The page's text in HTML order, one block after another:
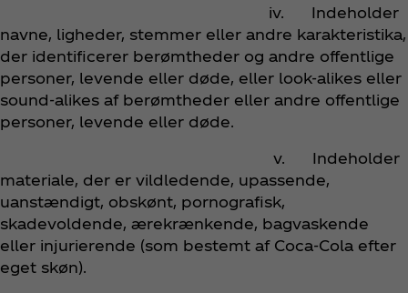
iv. Indeholder
navne, ligheder, stemmer eller andre karakteristika,
der identificerer berømtheder og andre offentlige
personer, levende eller døde, eller look-alikes eller
sound-alikes af berømtheder eller andre offentlige
personer, levende eller døde.
v. Indeholder
materiale, der er vildledende, upassende,
uanstændigt, obskønt, pornografisk,
skadevoldende, ærekrænkende, bagvaskende
eller injurierende (som bestemt af Coca‑Cola efter
eget skøn).